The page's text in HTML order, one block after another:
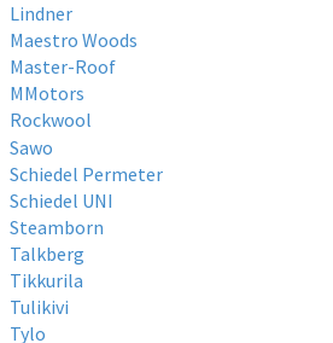
Lindner
Maestro Woods
Master-Roof
MMotors
Rockwool
Sawo
Schiedel Permeter
Schiedel UNI
Steamborn
Talkberg
Tikkurila
Tulikivi
Tylo